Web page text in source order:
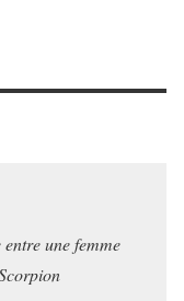
une femme